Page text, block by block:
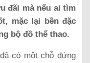
đãi mà nếu ai tìm
mặc lại bền đặc
bộ đồ thể thao.
có một chỗ đứng